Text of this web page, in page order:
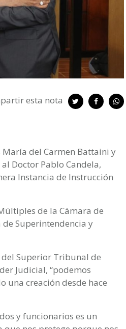
esta nota
María del Carmen Battaini y
Doctor Pablo Candela,
Instancia de Instrucción
de la Cámara de
de Superintendencia y
Superior Tribunal de
Judicial, “podemos
una creación desde hace
y funcionarios es un